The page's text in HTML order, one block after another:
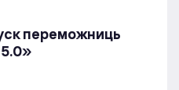
переможниць